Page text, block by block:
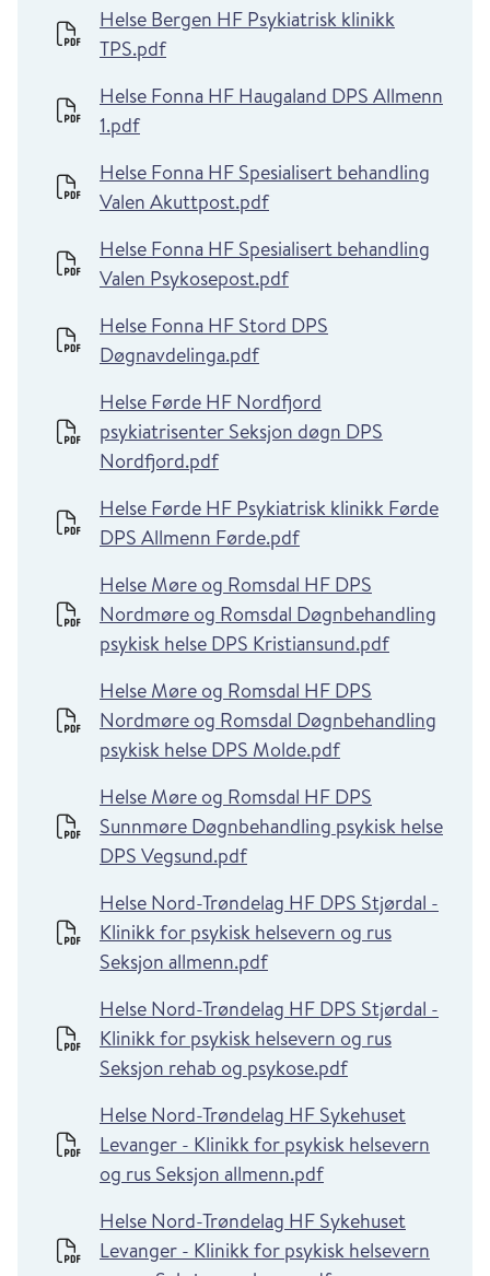
Helse Bergen HF Psykiatrisk klinikk
TPS.pdf
Helse Fonna HF Haugaland DPS Allmenn
1.pdf
Helse Fonna HF Spesialisert behandling
Valen Akuttpost.pdf
Helse Fonna HF Spesialisert behandling
Valen Psykosepost.pdf
Helse Fonna HF Stord DPS
Døgnavdelinga.pdf
Helse Førde HF Nordfjord
psykiatrisenter Seksjon døgn DPS
Nordfjord.pdf
Helse Førde HF Psykiatrisk klinikk Førde
DPS Allmenn Førde.pdf
Helse Møre og Romsdal HF DPS
Nordmøre og Romsdal Døgnbehandling
psykisk helse DPS Kristiansund.pdf
Helse Møre og Romsdal HF DPS
Nordmøre og Romsdal Døgnbehandling
psykisk helse DPS Molde.pdf
Helse Møre og Romsdal HF DPS
Sunnmøre Døgnbehandling psykisk helse
DPS Vegsund.pdf
Helse Nord-Trøndelag HF DPS Stjørdal -
Klinikk for psykisk helsevern og rus
Seksjon allmenn.pdf
Helse Nord-Trøndelag HF DPS Stjørdal -
Klinikk for psykisk helsevern og rus
Seksjon rehab og psykose.pdf
Helse Nord-Trøndelag HF Sykehuset
Levanger - Klinikk for psykisk helsevern
og rus Seksjon allmenn.pdf
Helse Nord-Trøndelag HF Sykehuset
Levanger - Klinikk for psykisk helsevern